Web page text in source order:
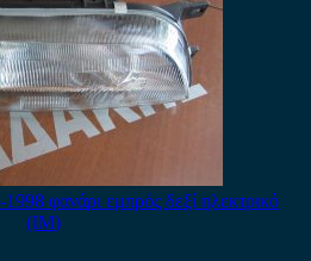
φανάρι εμπρός δεξί ηλεκτρικό
(IM)